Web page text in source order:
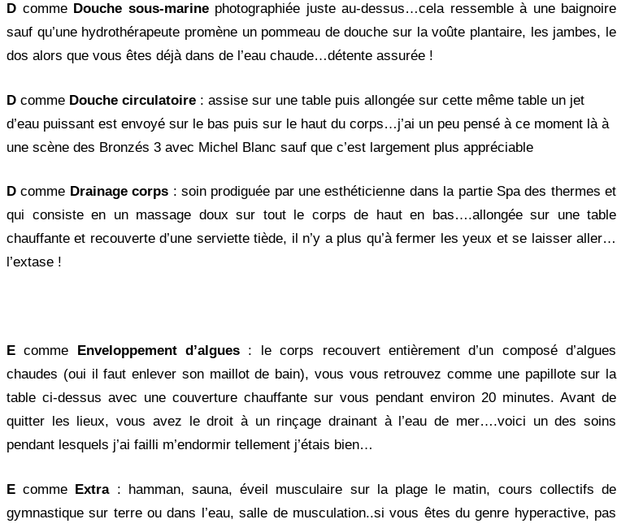
D comme Douche sous-marinephotographiée juste au-dessus…cela ressemble à une baignoire
sauf qu’une hydrothérapeute promène un pommeau de douche sur la voûte plantaire, les jambes, le
dos alors que vous êtes déjà dans de l’eau chaude…détente assurée !
D comme Douche circulatoire : assise sur une table puis allongée sur cette même table un jet
d’eau puissant est envoyé sur le bas puis sur le haut du corps…j’ai un peu pensé à ce moment là à
une scène des Bronzés 3 avec Michel Blanc sauf que c’est largement plus appréciable
D comme Drainage corps : soin prodiguée par une esthéticienne dans la partie Spa des thermes et
qui consiste en un massage doux sur tout le corps de haut en bas….allongée sur une table
chauffante et recouverte d’une serviette tiède, il n’y a plus qu’à fermer les yeux et se laisser aller…
l’extase !
E comme Enveloppement d’algues : le corps recouvert entièrement d’un composé d’algues
chaudes (oui il faut enlever son maillot de bain), vous vous retrouvez comme une papillote sur la
table ci-dessus avec une couverture chauffante sur vous pendant environ 20 minutes. Avant de
quitter les lieux, vous avez le droit à un rinçage drainant à l’eau de mer….voici un des soins
pendant lesquels j’ai failli m’endormir tellement j’étais bien…
E comme Extra : hamman, sauna, éveil musculaire sur la plage le matin, cours collectifs de
gymnastique sur terre ou dans l’eau, salle de musculation..si vous êtes du genre hyperactive, pas